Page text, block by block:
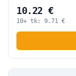
10.22 €
10+ tk: 9.71 €